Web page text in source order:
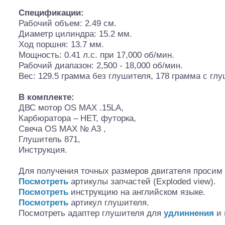
Шоссейки/дрифт/
Спецификации:
Рабочий объем: 2.49 см.
Диаметр цилиндра: 15.2 мм.
Ход поршня: 13.7 мм.
Мощность: 0.41 л.с. при 17,000 об/мин.
Рабочий диапазон: 2,500 - 18,000 об/мин.
Вес: 129.5 грамма без глушителя, 178 грамма с
В комплекте:
ДВС мотор OS MAX .15LA,
Карбюратора – НЕТ, футорка,
Свеча OS MAX № A3 ,
Глушитель 871,
Инструкция.
Для получения точных размеров двигателя
Посмотреть артикулы запчастей (Exploded view).
Посмотреть инструкцию на английском языке.
Посмотреть артикул глушителя.
Посмотреть адаптер глушителя для удлиннения и